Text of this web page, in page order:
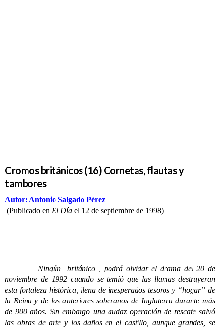
Cromos británicos (16) Cornetas, flautas y
tambores
Autor: Antonio Salgado Pérez
(Publicado en El Día el 12 de septiembre de 1998)
Ningún británico , podrá olvidar el drama del 20 de
noviembre de 1992 cuando se temió que las llamas destruyeran
esta fortaleza histórica, llena de inesperados tesoros y “hogar” de
la Reina y de los anteriores soberanos de Inglaterra durante más
de 900 años. Sin embargo una audaz operación de rescate salvó
las obras de arte y los daños en el castillo, aunque grandes, se